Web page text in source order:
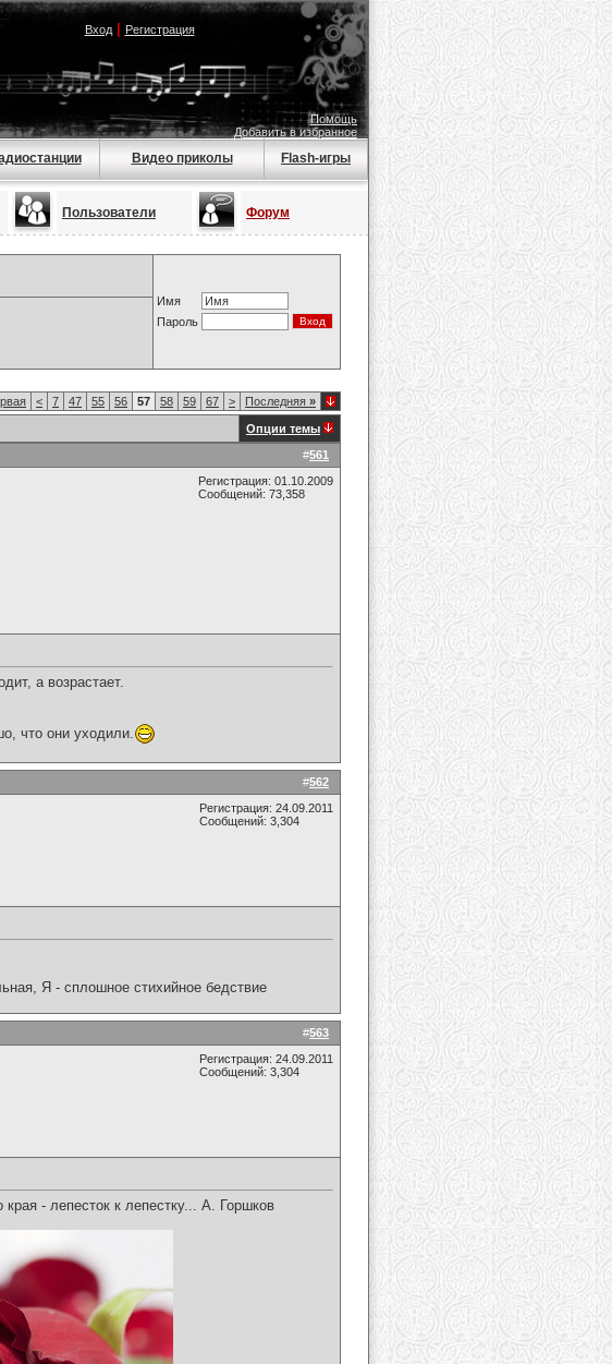
Вход| Регистрация
Помощь
Добавить в избранное
Видео приколы Flash-игры
Пользователи Форум
Имя
Пароль
< 7 47 55 56 57 58 59 67 > Последняя »
Опции темы
#561
Регистрация: 01.10.2009
Сообщений: 73,358
а возрастает.
что они уходили.
#562
Регистрация: 24.09.2011
Сообщений: 3,304
Я - сплошное стихийное бедствие
#563
Регистрация: 24.09.2011
Сообщений: 3,304
- лепесток к лепестку... А. Горшков